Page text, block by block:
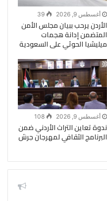
أغسطس 9, 2026 39
الأردن يرحب ببيان مجلس الأمن
المتضمن إدانة هجمات
ميليشيا الحوثي على السعودية
أغسطس 9, 2026 108
ندوة تعاين التراث الأردني ضمن
البرنامج الثقافي لمهرجان جرش